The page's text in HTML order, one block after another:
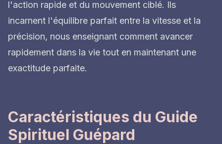
l'action rapide et du mouvement ciblé. Ils
incarnent l'équilibre parfait entre la vitesse et la
précision, nous enseignant comment avancer
rapidement dans la vie tout en maintenant une
exactitude parfaite.
Caractéristiques du Guide
Spirituel Guépard